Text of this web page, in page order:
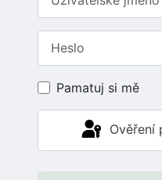
Pamatuj si mě
Ověření